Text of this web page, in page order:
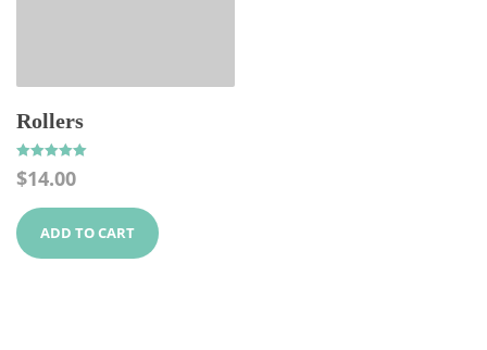
Rollers
Rated
5.00
$14.00
ADD TO CART